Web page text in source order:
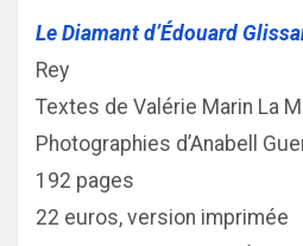
Le Diamant d’Édouard
Rey
Textes de Valérie Marin La
Photographies d’Anabell
192 pages
22 euros, version imprimée